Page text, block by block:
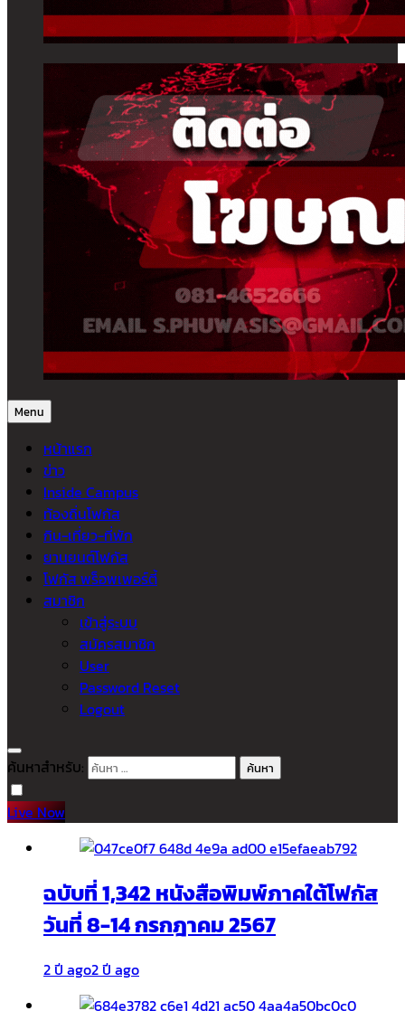
Menu
หน้าแรก
ข่าว
Inside Campus
ท้องถิ่นโฟกัส
กิน-เที่ยว-ที่พัก
ยานยนต์โฟกัส
โฟกัส พร็อพเพอร์ตี้
สมาชิก
เข้าสู่ระบบ
สมัครสมาชิก
User
Password Reset
Logout
ค้นหาสำหรับ:
Live Now
ฉบับที่ 1,342 หนังสือพิมพ์ภาคใต้โฟกัส
วันที่ 8-14 กรกฎาคม 2567
2 ปี ago2 ปี ago